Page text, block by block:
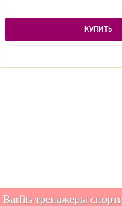
КУПИТЬ
Barfits тренажеры